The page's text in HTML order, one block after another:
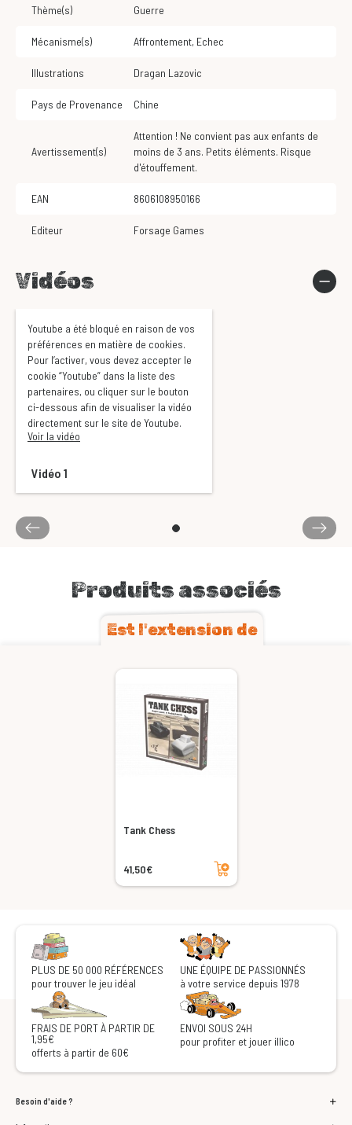
Thème(s) Guerre
Mécanisme(s) Affrontement, Echec
Illustrations Dragan Lazovic
Pays de Provenance Chine
Avertissement(s)
Attention ! Ne convient pas aux enfants de
moins de 3 ans. Petits éléments. Risque
d'étouffement.
EAN 8606108950166
Editeur Forsage Games
Vidéos
Youtube a été bloqué en raison de vos
préférences en matière de cookies.
Pour l’activer, vous devez accepter le
cookie “Youtube” dans la liste des
partenaires, ou cliquer sur le bouton
ci-dessous afin de visualiser la vidéo
directement sur le site de Youtube.
Voir la vidéo
Vidéo 1
Produits associés
Est l'extension de
Tank Chess
41,50€
Ajouter au panier
PLUS DE 50 000 RÉFÉRENCES
pour trouver le jeu idéal
UNE ÉQUIPE DE PASSIONNÉS
à votre service depuis 1978
FRAIS DE PORT À PARTIR DE
1,95€
offerts à partir de 60€
ENVOI SOUS 24H
pour profiter et jouer illico
Besoin d'aide ?